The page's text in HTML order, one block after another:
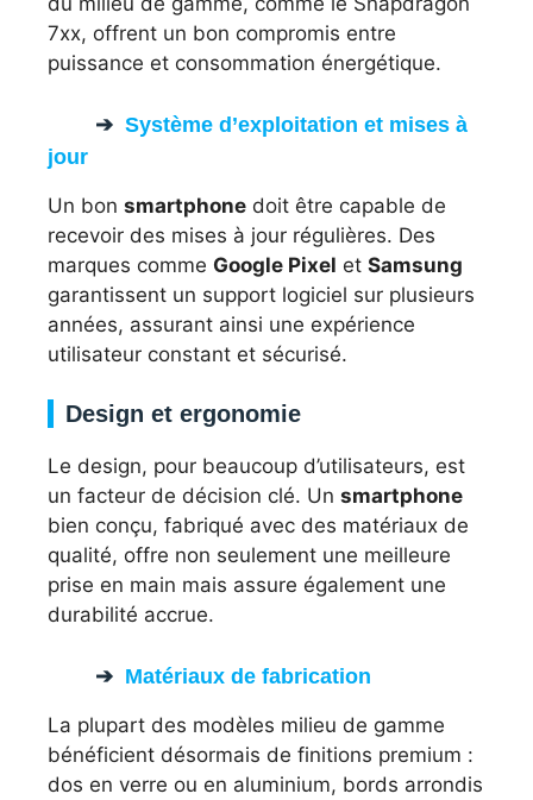
7xx, offrent un bon compromis entre
puissance et consommation énergétique.
Système d’exploitation et mises à
jour
Un bon smartphone doit être capable de
recevoir des mises à jour régulières. Des
marques comme Google Pixel et Samsung
garantissent un support logiciel sur plusieurs
années, assurant ainsi une expérience
utilisateur constant et sécurisé.
Design et ergonomie
Le design, pour beaucoup d’utilisateurs, est
un facteur de décision clé. Un smartphone
bien conçu, fabriqué avec des matériaux de
qualité, offre non seulement une meilleure
prise en main mais assure également une
durabilité accrue.
Matériaux de fabrication
La plupart des modèles milieu de gamme
bénéficient désormais de finitions premium :
dos en verre ou en aluminium, bords arrondis